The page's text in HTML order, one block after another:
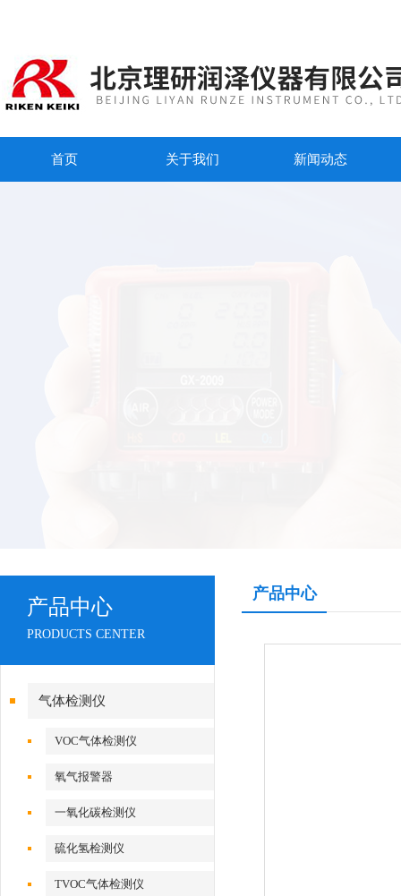
首页 关于我们 新闻动态
产品中心
PRODUCTS CENTER
气体检测仪
VOC气体检测仪
氧气报警器
一氧化碳检测仪
硫化氢检测仪
TVOC气体检测仪
产品中心